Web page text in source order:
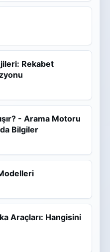
Rekabet
- Arama Motoru
Bilgiler
Araçları: Hangisini